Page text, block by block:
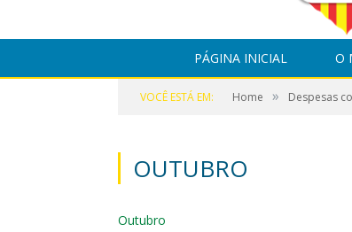
PÁGINA INICIAL O
VOCÊ ESTÁ EM: Home » Despesas
OUTUBRO
Outubro